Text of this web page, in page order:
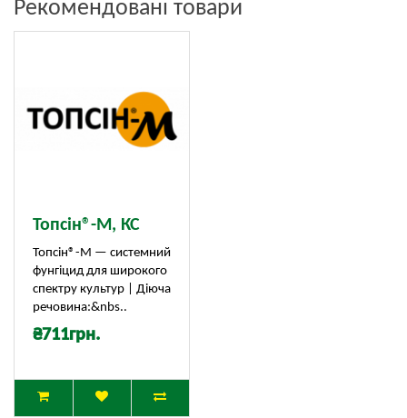
Рекомендовані товари
Топсін®-М, КС
Топсін®-М — системний
фунгіцид для широкого
спектру культур | Діюча
речовина:&nbs..
₴711грн.